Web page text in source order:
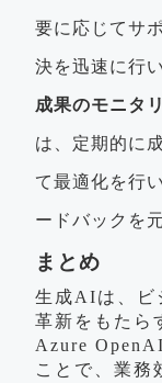
要に応じてサ
決を迅速に行
成果のモニタ
は、定期的に
て最適化を行
ードバックを
まとめ
生成AIは、ビ
革新をもたら
Azure
ことで、業務